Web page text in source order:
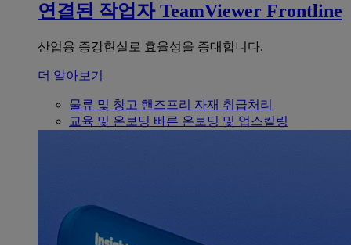
연결된 작업자 TeamViewer Frontline
산업용 증강현실로 효율성을 증대합니다.
더 알아보기
물류 및 창고 핸즈프리 자재 취급처리
교육 및 온보딩 빠른 온보딩 및 업스킬링